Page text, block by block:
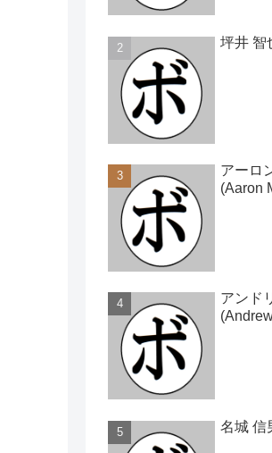
坪井 智
アーロ
(Aaron
アンド
名城 信